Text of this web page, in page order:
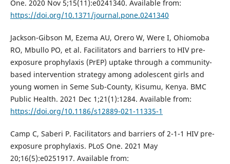
One. 2020 Nov 5;15(11):e0241340. Available from:
https://doi.org/10.1371/journal.pone.0241340
Jackson-Gibson M, Ezema AU, Orero W, Were I, Ohiomoba
RO, Mbullo PO, et al. Facilitators and barriers to HIV pre-
exposure prophylaxis (PrEP) uptake through a community-
based intervention strategy among adolescent girls and
young women in Seme Sub-County, Kisumu, Kenya. BMC
Public Health. 2021 Dec 1;21(1):1284. Available from:
https://doi.org/10.1186/s12889-021-11335-1
Camp C, Saberi P. Facilitators and barriers of 2-1-1 HIV pre-
exposure prophylaxis. PLoS One. 2021 May
20;16(5):e0251917. Available from: